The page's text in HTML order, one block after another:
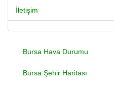
İletişim
Bursa Hava Durumu
Bursa Şehir Haritası